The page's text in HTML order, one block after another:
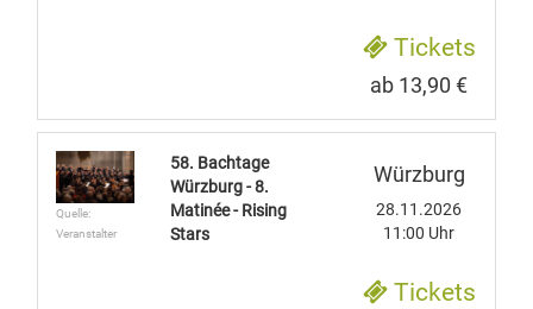
Tickets
ab 13,90 €
Quelle:
Veranstalter
58. Bachtage
Würzburg - 8.
Matinée - Rising
Stars
Würzburg
28.11.2026
11:00 Uhr
Tickets